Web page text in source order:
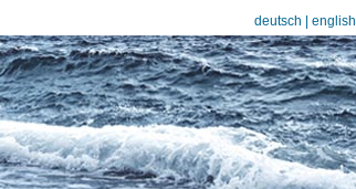
deutsch english